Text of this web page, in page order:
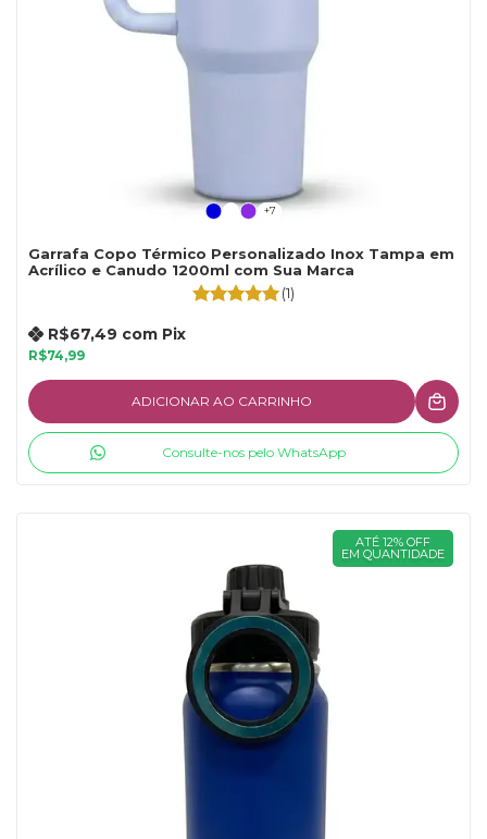
+7
Garrafa Copo Térmico Personalizado Inox Tampa em
Acrílico e Canudo 1200ml com Sua Marca
(1)
R$74,99
R$67,49 com Pix
ADICIONAR AO CARRINHO
Consulte-nos pelo WhatsApp
ATÉ 12% OFF
EM QUANTIDADE